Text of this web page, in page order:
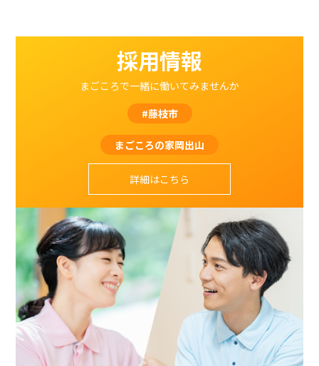
採用情報
まごころで一緒に働いてみませんか
#藤枝市
まごころの家岡出山
詳細はこちら